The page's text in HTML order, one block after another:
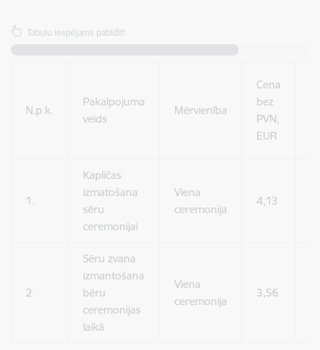
Tabulu iespējams pabīdīt!
N.p.k.
Pakalpojuma
veids
Mērvienība
Cena
bez
PVN,
EUR
1.
Kapličas
izmatošana
sēru
ceremonijai
Viena
ceremonija
4,13
2.
Sēru zvana
izmantošana
bēru
ceremonijas
laikā
Viena
ceremonija
3,56